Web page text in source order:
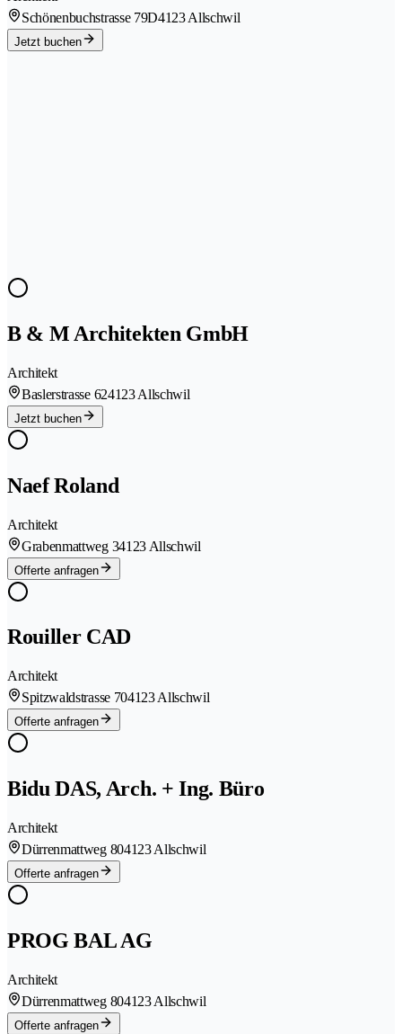
Schönenbuchstrasse 79D4123 Allschwil
Jetzt buchen
B & M Architekten GmbH
Architekt
Baslerstrasse 624123 Allschwil
Jetzt buchen
Naef Roland
Architekt
Grabenmattweg 34123 Allschwil
Offerte anfragen
Rouiller CAD
Architekt
Spitzwaldstrasse 704123 Allschwil
Offerte anfragen
Bidu DAS, Arch. + Ing. Büro
Architekt
Dürrenmattweg 804123 Allschwil
Offerte anfragen
PROG BAL AG
Architekt
Dürrenmattweg 804123 Allschwil
Offerte anfragen